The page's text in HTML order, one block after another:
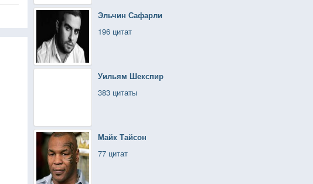
Эльчин Сафарли
196 цитат
Уильям Шекспир
383 цитаты
Майк Тайсон
77 цитат